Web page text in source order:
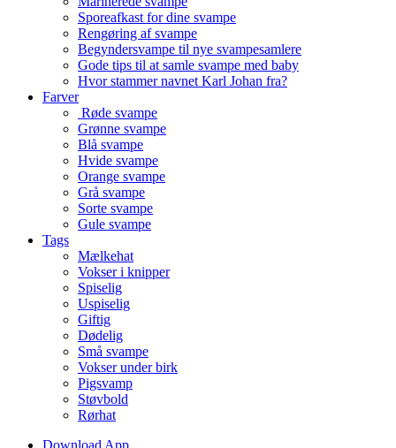
Sporeafkast for dine svampe
Rengøring af svampe
Begyndersvampe til nye svampesamlere
Gode tips til at samle svampe med baby
Hvor stammer navnet Karl Johan fra?
Farver
Røde svampe
Grønne svampe
Blå svampe
Hvide svampe
Orange svampe
Grå svampe
Sorte svampe
Gule svampe
Tags
Mælkehat
Vokser i knipper
Spiselig
Uspiselig
Giftig
Dødelig
Små svampe
Vokser under birk
Pigsvamp
Støvbold
Rørhat
Download App